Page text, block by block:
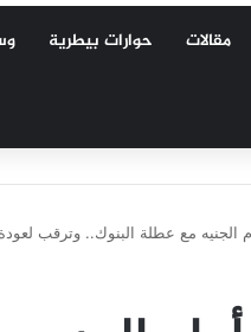
مقالات حوارات بيطرية
الجنيه مع عطلة البنوك.. وترقب